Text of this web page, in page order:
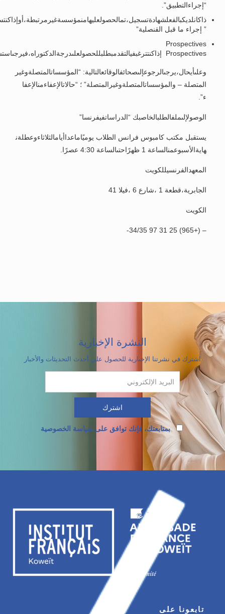
“إجراءالتطبيق”.
” إجراء ما قبل القنصلية”
Prospectives
Prospectives إذاكنتترغبفيالتقدمبطلبللحصولعلىدرجةالدكتوراه،فيرجىاستشارةطلبةالدكتوراةفيبرنامج
وعلىأيحال،يرجىالرجوعإلىصحائفالوقائعالتالية: “المؤسساتالمتصلةوغير
المتصلة – والمؤسساتالمتصلةوغيرالمتصلة” ؛ “حالاتالإعفاءمنالإعفا
ء”.
الوصولإلىملفالطلبالخاصبك “الدراساتفيفرنسا”
يستقبل مكتب كامبوس فرانس الطلاب يوميًاماعداأيامالثلاثاءوعطلةن
هايةالأسبوعمنالساعة 1 ظهرًاحتىالساعة 4:30 عصرًا.
المعهدالفرنسيللكويت
الجابرية،قطعة 1 ،شارع 6 ،فيلا 41
الكويت
– (+965) 25 31 97 34/35-
النشرة الإخبارية
اشترك في نشرتنا الإخبارية للحصول على أحدث التحديثات والأخبار
بمتابعتك، فإنك توافق على سياسة الخصوصية
تابعونا على